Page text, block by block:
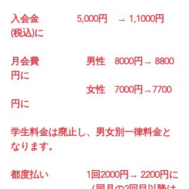
入会金　　　　5,000円　→ 1,1000円
(税込)に
月会費　　　　　男性　8000円→ 8800
円に
女性　7000円→7700
円に
学生料金は廃止し、男女別一律料金と
なります。
都度払い　　　　1回2000円→ 2200円に